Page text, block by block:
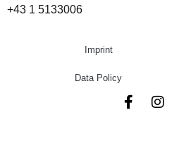
+43 1 5133006
Imprint
Data Policy